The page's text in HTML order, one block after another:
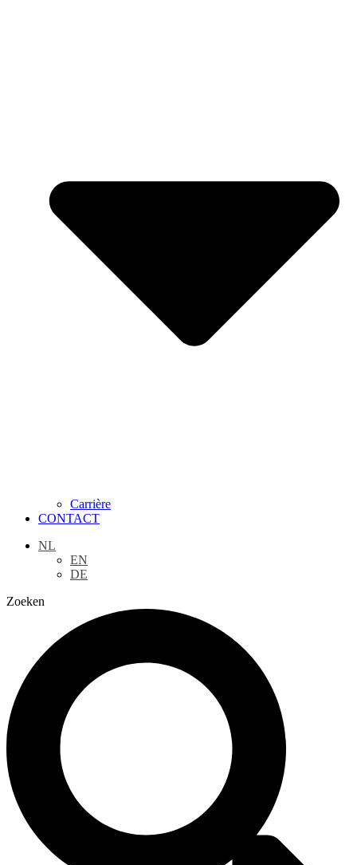
Carrière
CONTACT
NL
EN
DE
Zoeken